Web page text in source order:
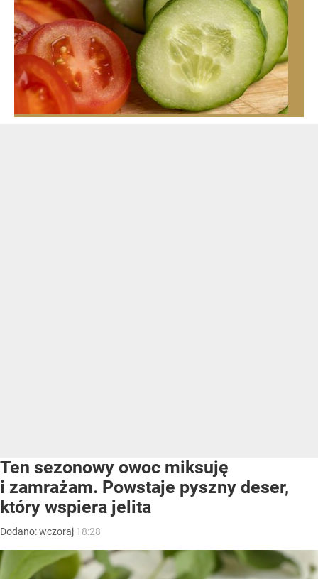
Ten sezonowy owoc miksuję
i zamrażam. Powstaje pyszny deser,
który wspiera jelita
Dodano:wczoraj 18:28